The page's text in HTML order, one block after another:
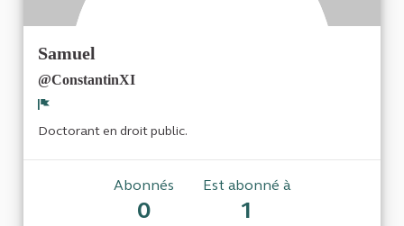
Samuel
@ConstantinXI
Doctorant en droit public.
Abonnés
0
Est abonné à
1